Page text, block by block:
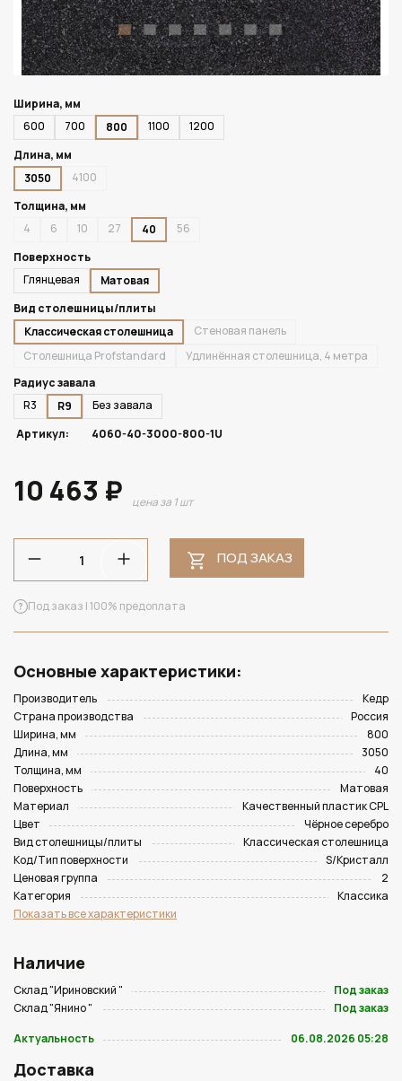
Ширина, мм
600
700 800 1100
1200
Длина, мм
3050
4100
Толщина, мм
4
6 10 27 40
56
Поверхность
Глянцевая
Матовая
Вид столешницы/плиты
Классическая столешница
Стеновая панель
Столешница Profstandard
Удлинённая столешница, 4 метра
Радиус завала
R3
R9
Без завала
Артикул:
4060-40-3000-800-1U
10 463 ₽ цена за 1 шт
ПОД ЗАКАЗ
Под заказ | 100% предоплата
Основные характеристики:
Производитель
Кедр
Страна производства
Россия
Ширина, мм
800
Длина, мм
3050
Толщина, мм
40
Поверхность
Матовая
Материал
Качественный пластик CPL
Цвет
Чёрное серебро
Вид столешницы/плиты
Классическая столешница
Код/Тип поверхности
S/Кристалл
Ценовая группа
2
Категория
Классика
Показать все характеристики
Наличие
Склад "Ириновский "
Под заказ
Склад "Янино "
Под заказ
Актуальность
06.08.2026 05:28
Доставка